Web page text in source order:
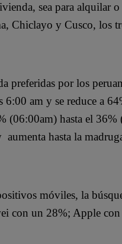
sea para
Chiclayo y Cusco, los
preferidas por los
6:00 am y se reduce a
(06:00am) hasta el
hasta la
móviles, la
con un 28%; Apple